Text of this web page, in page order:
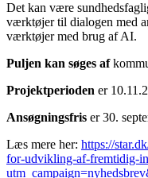
Det kan være
værktøjer til dialogen med
værktøjer med brug af AI.
Puljen kan søges af
Projektperioden er
Ansøgningsfris er 30.
Læs mere her: https://
for-udvikling-af-fremtidig-